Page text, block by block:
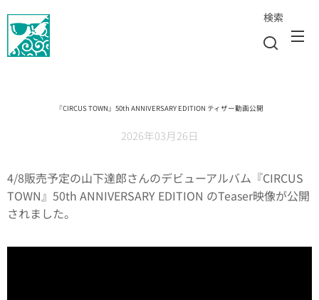
検索
『CIRCUS TOWN』50th ANNIVERSARY EDITION ティザー動画公開
2026年03月26日
4/8販売予定の山下達郎さんのデビューアルバム『CIRCUS
TOWN』50th ANNIVERSARY EDITION のTeaser映像が公開
されました。